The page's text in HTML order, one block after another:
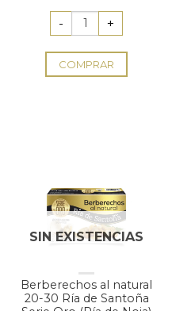
era:
9,90 €.
COMPRAR
SIN EXISTENCIAS
Berberechos al natural
20-30 Ría de Santoña